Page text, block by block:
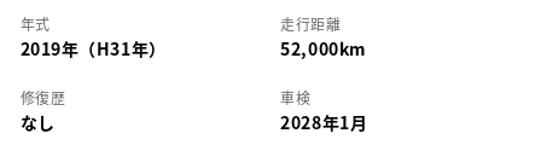
年式
2019年（H31年）
走行距離
52,000km
修復歴
なし
車検
2028年1月